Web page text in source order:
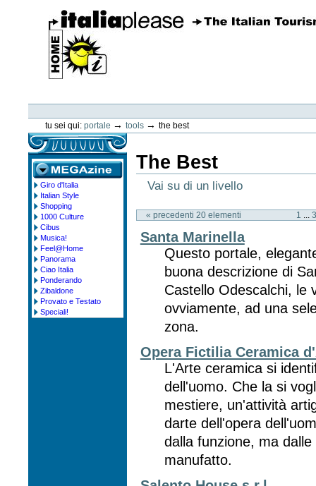
contenuti.
Spostati
navigazione
personali
tu sei qui: portale → tools → the best
megazine
Giro d'Italia
Italian Style
Shopping
1000 Culture
Cibus
Musica!
Feel@Home
Panorama
Ciao Italia
Ponderando
Zibaldone
Provato e Testato
Speciali!
The Best
Vai su di un livello
« precedenti 20 elementi 1 3
Santa Marinella
Questo portale,
buona descrizione di
Castello Odescalchi, le
ovviamente, ad una
zona.
Opera Fictilia Ceramica
L'Arte ceramica si
dell'uomo. Che la si
mestiere, un'attività
darte dell'opera
dalla funzione, ma
manufatto.